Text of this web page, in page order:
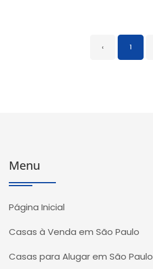
‹ 1
Menu
Página Inicial
Casas à Venda em São Paulo
Casas para Alugar em São Paulo